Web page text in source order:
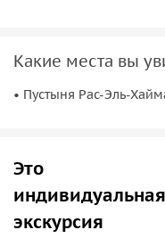
Какие места вы
• Пустыня Рас-Эль-
Это
индивидуальная
экскурсия